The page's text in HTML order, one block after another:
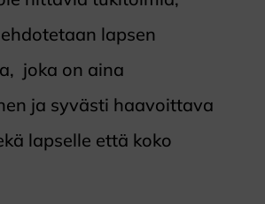
lapsen
joka on aina
ja syvästi haavoittava
lapselle että koko